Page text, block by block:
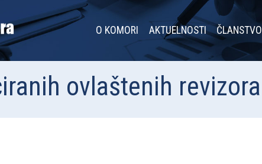
O KOMORI AKTUELNOSTI ČLANSTVO
ovlaštenih revizora